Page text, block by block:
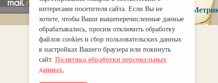
интересами посетителя сайта. Если Вы не
хотите, чтобы Ваши вышеперечисленные данные
обрабатывались, просим отключить обработку
файлов cookies и сбор пользовательских данных
в настройках Вашего браузера или покинуть
сайт. Политика обработки персональных
данных.